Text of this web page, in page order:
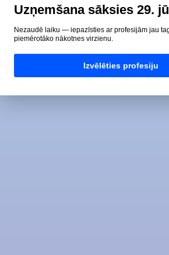
Uzņemšana sāksies 29.
Nezaudē laiku — iepazīsties ar profesijām jau
piemērotāko nākotnes virzienu.
Izvēlēties profesiju